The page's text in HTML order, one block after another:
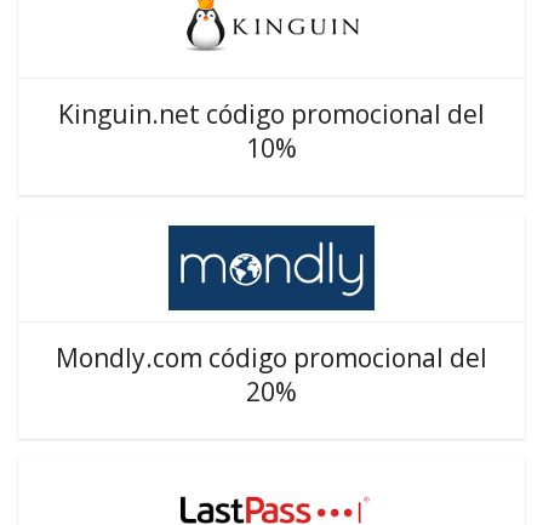
Kinguin.net código promocional del
10%
Mondly.com código promocional del
20%